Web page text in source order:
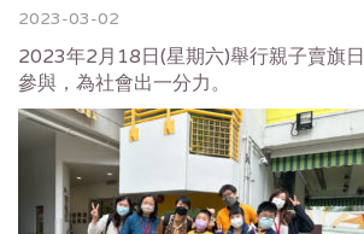
2023-03-02
2023年2月18日(星期六)舉行親子賣旗
參與，為社會出一分力。